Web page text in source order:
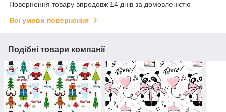
Повернення товару впродовж 14 днів за домовленістю
Всі умови повернення
Подібні товари компанії